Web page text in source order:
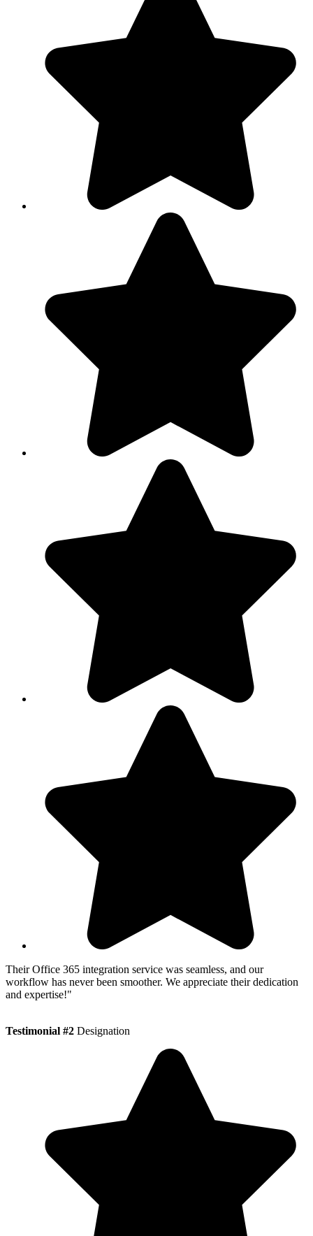
Their Office 365 integration service was seamless, and our
workflow has never been smoother. We appreciate their dedication
and expertise!"
Testimonial #2 Designation